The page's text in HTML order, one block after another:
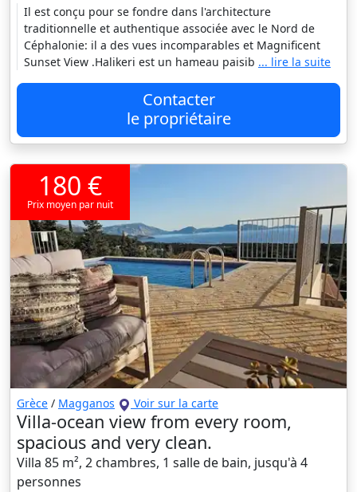
Il est conçu pour se fondre dans l'architecture
traditionnelle et authentique associée avec le Nord de
Céphalonie: il a des vues incomparables et Magnificent
Sunset View .Halikeri est un hameau paisib ... lire la suite
Contacter
le propriétaire
180 €
Prix moyen par nuit
Grèce / Magganos Voir sur la carte
Villa-ocean view from every room,
spacious and very clean.
Villa 85 m², 2 chambres, 1 salle de bain, jusqu'à 4
personnes